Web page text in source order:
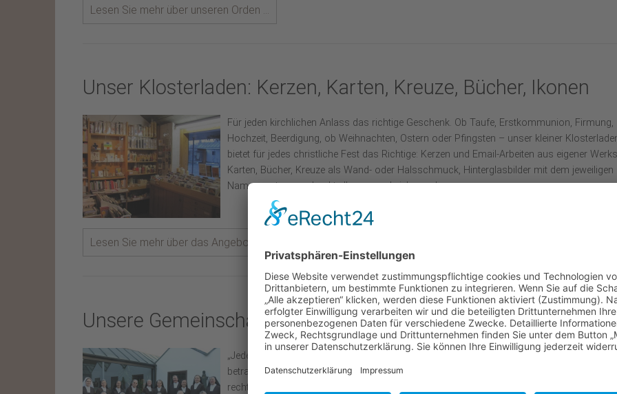
Lesen Sie mehr über unseren Orden ...
Unser Klosterladen: Kerzen, Karten, Kreuze, Bücher, Ikonen
Für jeden kirchlichen Anlass das richtige Geschenk. Ob Taufe, Erstkommunion, Firmung,
Hochzeit, Beerdigung, ob Weihnachten, Ostern oder Pfingsten – unser kleiner
bietet für jedes christliche Fest das Richtige: Kerzen und Email-Arbeiten aus eigener
Karten, Bücher, Kreuze als Wand- oder Halsschmuck, Hinterglasbilder mit dem jeweiligen
Namenspatron, gedruckte Ikonen und vieles mehr.
Lesen Sie mehr über das Angebot unseres kleinen Ladens ...
Unsere Gemeinschaft heute
„Jeder soll in seiner Zelle oder in deren Nähe bleiben, Tag und Nacht im Gesetze des Herrn
betrachten und im Gebete wachen, wenn er nicht durch anderweitige Beschäftigungen
rechtmäßig in Anspruch genommen wird.“ Danach lebt auch unsere Gemeinschaft im